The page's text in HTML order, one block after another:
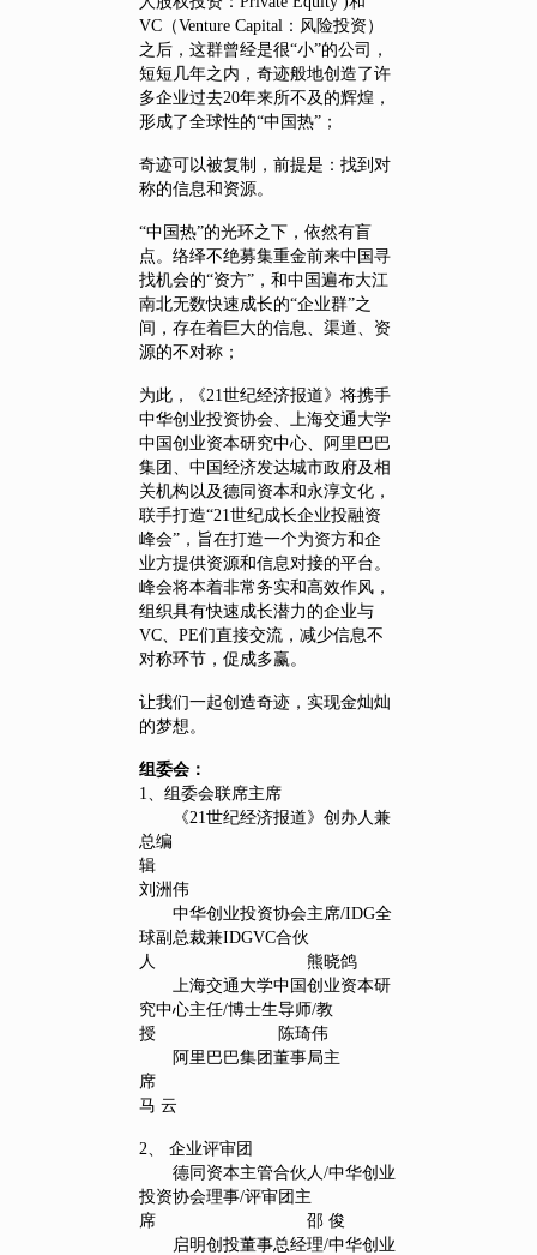
VC（Venture Capital：风险投资）
之后，这群曾经是很“小”的公司，
短短几年之内，奇迹般地创造了许
多企业过去20年来所不及的辉煌，
形成了全球性的“中国热”；
奇迹可以被复制，前提是：找到对
称的信息和资源。
“中国热”的光环之下，依然有盲
点。络绎不绝募集重金前来中国寻
找机会的“资方”，和中国遍布大江
南北无数快速成长的“企业群”之
间，存在着巨大的信息、渠道、资
源的不对称；
为此，《21世纪经济报道》将携手
中华创业投资协会、上海交通大学
中国创业资本研究中心、阿里巴巴
集团、中国经济发达城市政府及相
关机构以及德同资本和永淳文化，
联手打造“21世纪成长企业投融资
峰会”，旨在打造一个为资方和企
业方提供资源和信息对接的平台。
峰会将本着非常务实和高效作风，
组织具有快速成长潜力的企业与
VC、PE们直接交流，减少信息不
对称环节，促成多赢。
让我们一起创造奇迹，实现金灿灿
的梦想。
组委会：
1、组委会联席主席
《21世纪经济报道》创办人兼
总编
辑
刘洲伟
中华创业投资协会主席/IDG全
球副总裁兼IDGVC合伙
人 熊晓鸽
上海交通大学中国创业资本研
究中心主任/博士生导师/教
授 陈琦伟
阿里巴巴集团董事局主
席
马 云
2、 企业评审团
德同资本主管合伙人/中华创业
投资协会理事/评审团主
席 邵 俊
启明创投董事总经理/中华创业